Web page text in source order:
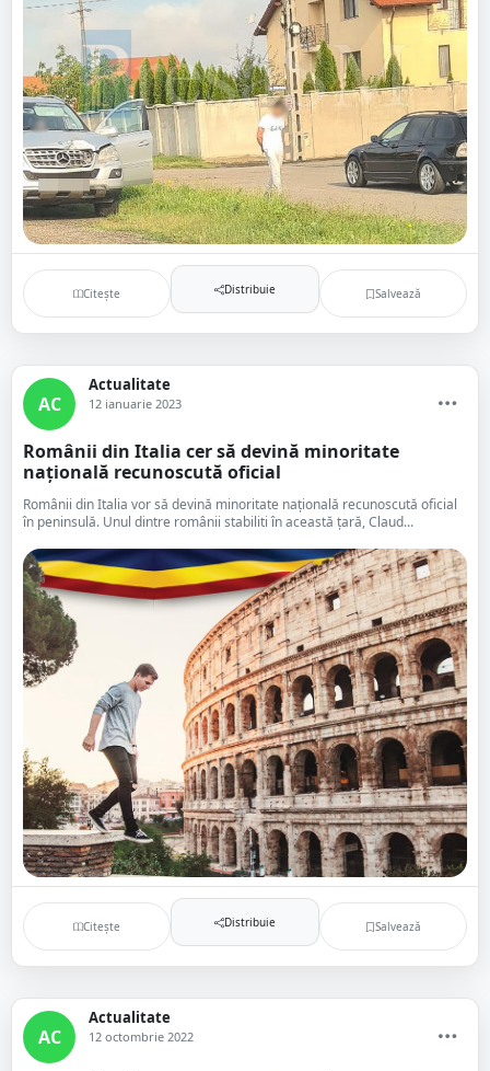
Citește Distribuie Salvează
AC
Actualitate
12 ianuarie 2023
Românii din Italia cer să devină minoritate
națională recunoscută oficial
Românii din Italia vor să devină minoritate națională recunoscută oficial
în peninsulă. Unul dintre românii stabiliti în această țară, Claud...
Citește Distribuie Salvează
AC
Actualitate
12 octombrie 2022